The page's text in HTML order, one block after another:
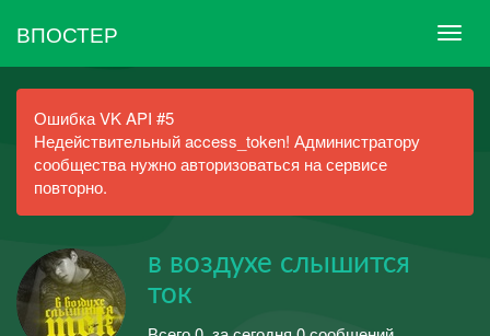
ВПОСТЕР
Ошибка VK API #5
Недействительный access_token! Администратору
сообщества нужно авторизоваться на сервисе
повторно.
в воздухе слышится
ток